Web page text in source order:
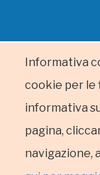
Informativa
cookie per le
informativa
pagina,
navigazione,